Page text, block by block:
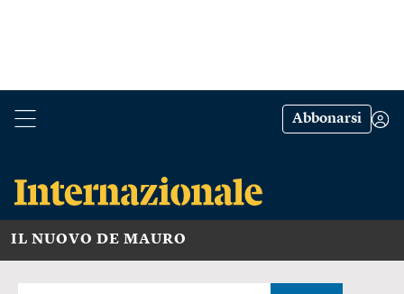
Abbonarsi
IL NUOVO DE MAURO